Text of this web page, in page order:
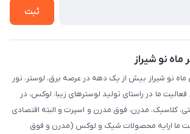
ثبت
ماه نو شیراز
ماه نو شیراز بیش از یک دهه در عرصه برق، لوستر، نور
ما در راستای تولید لوسترهای زیبا، لوکس، در
کلاسیک، مدرن، فوق مدرن و اسپرت و البته اقتصادی
ما ارایه محصولات شیک و لوکس (مدرن و فوق